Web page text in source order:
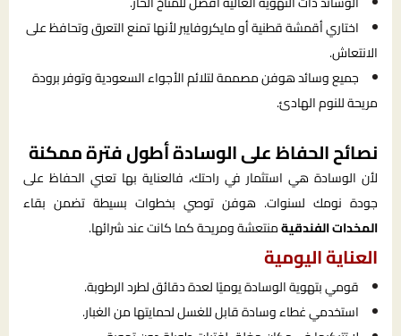
اختاري أقمشة قطنية أو مايكروفايبر لأنها تمنع التعرق وتحافظ على
الانتعاش.
جميع وسائد هوفن مصممة لتلائم الأجواء السعودية وتوفر برودة
مريحة للنوم الهادئ.
نصائح الحفاظ على الوسادة أطول فترة ممكنة
لأن الوسادة هي استثمار في راحتك، فالعناية بها تعني الحفاظ على
جودة نومك لسنوات. هوفن توصي بخطوات بسيطة تضمن بقاء
المخدات الفندقيةمنتعشة ومريحة كما كانت عند شرائها.
العناية اليومية
قومي بتهوية الوسادة يوميًا لعدة دقائق لطرد الرطوبة.
استخدمي غطاء وسادة قابل للغسل لحمايتها من الغبار.